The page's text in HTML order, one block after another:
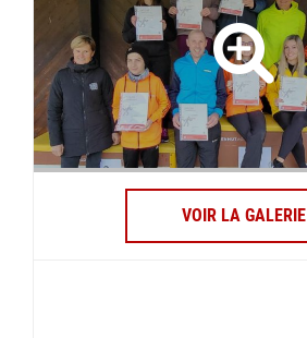
VOIR LA GALERIE